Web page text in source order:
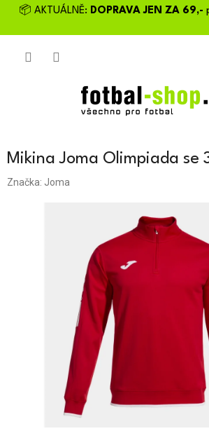
Přejít📦 AKTUÁLNĚ: DOPRAVA JEN ZA 69,-
Mikina Joma Olimpiada se
Značka: Joma